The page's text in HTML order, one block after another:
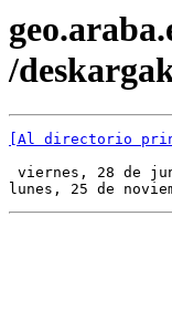
/
[Al directorio
viernes, 28 de
lunes, 25 de